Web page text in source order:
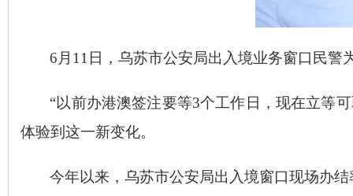
6月11日，乌苏市公安局出入境业务窗口民警
“以前办港澳签注要等3个工作日，现在立等
体验到这一新变化。
今年以来，乌苏市公安局出入境窗口现场办结